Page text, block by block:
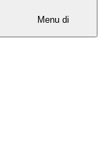
Menu di